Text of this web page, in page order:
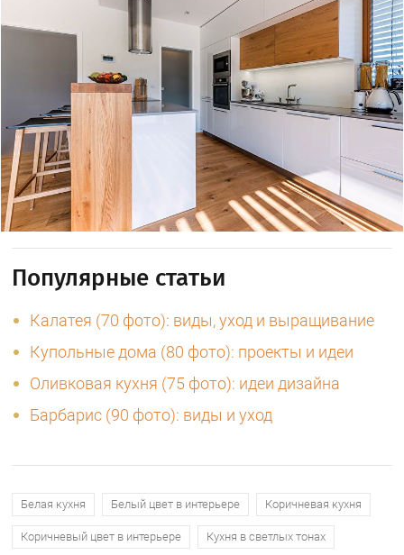
Популярные статьи
Калатея (70 фото): виды, уход и выращивание
Купольные дома (80 фото): проекты и идеи
Оливковая кухня (75 фото): идеи дизайна
Барбарис (90 фото): виды и уход
Белая кухня Белый цвет в интерьере Коричневая кухня
Коричневый цвет в интерьере Кухня в светлых тонах